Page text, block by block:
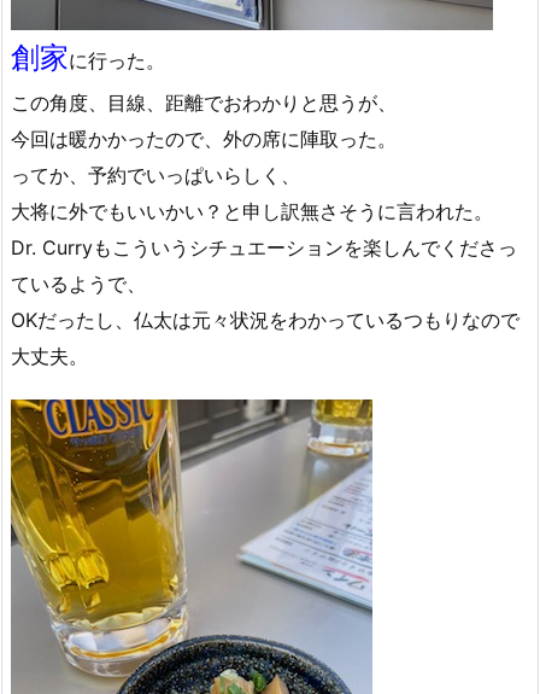
創家に行った。
この角度、目線、距離でおわかりと思うが、
今回は暖かかったので、外の席に陣取った。
ってか、予約でいっぱいらしく、
大将に外でもいいかい？と申し訳無さそうに言われた。
Dr. Curryもこういうシチュエーションを楽しんでくださっ
ているようで、
OKだったし、仏太は元々状況をわかっているつもりなので
大丈夫。